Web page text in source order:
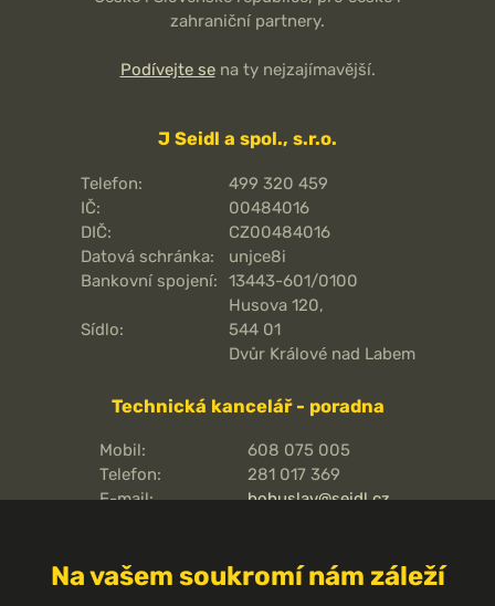
zahraniční partnery.
Podívejte sena ty nejzajímavější.
J Seidl a spol., s.r.o.
Telefon:
499 320 459
IČ:
00484016
DIČ:
CZ00484016
Datová schránka:
unjce8i
Bankovní spojení:
13443-601/0100
Sídlo:
Husova 120,
544 01
Dvůr Králové nad Labem
Technická kancelář - poradna
Mobil:
608 075 005
Telefon:
281 017 369
E-mail:
bohuslav@seidl.cz
Praha 15 - Hostivař
Na vašem soukromí nám záleží